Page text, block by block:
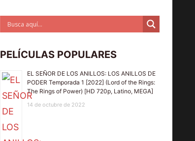
PELÍCULAS POPULARES
EL SEÑOR DE LOS ANILLOS: LOS ANILLOS DE
PODER Temporada 1 [2022] (Lord of the Rings:
The Rings of Power) [HD 720p, Latino, MEGA]
14 de octubre de 2022